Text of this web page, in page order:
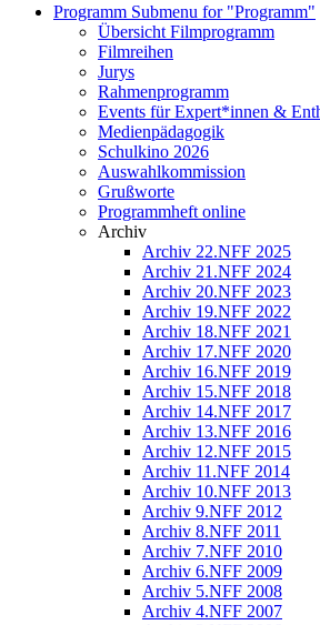
Programm Submenu for "Programm"
Übersicht Filmprogramm
Filmreihen
Jurys
Rahmenprogramm
Events für Expert*innen &
Medienpädagogik
Schulkino 2026
Auswahlkommission
Grußworte
Programmheft online
Archiv
Archiv 22.NFF 2025
Archiv 21.NFF 2024
Archiv 20.NFF 2023
Archiv 19.NFF 2022
Archiv 18.NFF 2021
Archiv 17.NFF 2020
Archiv 16.NFF 2019
Archiv 15.NFF 2018
Archiv 14.NFF 2017
Archiv 13.NFF 2016
Archiv 12.NFF 2015
Archiv 11.NFF 2014
Archiv 10.NFF 2013
Archiv 9.NFF 2012
Archiv 8.NFF 2011
Archiv 7.NFF 2010
Archiv 6.NFF 2009
Archiv 5.NFF 2008
Archiv 4.NFF 2007